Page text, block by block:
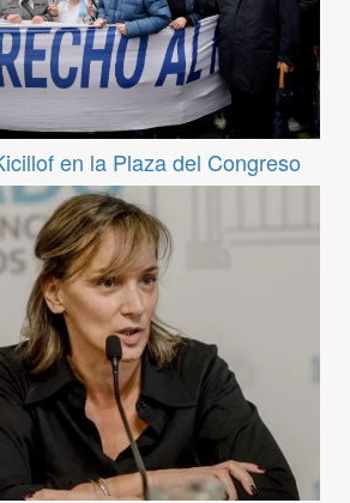
en la Plaza del Congreso